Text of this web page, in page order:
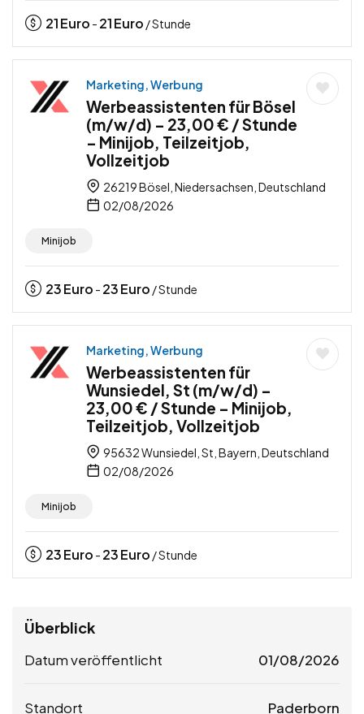
21Euro - 21Euro / Stunde
Marketing, Werbung
Werbeassistenten für Bösel
(m/w/d) – 23,00 € / Stunde
– Minijob, Teilzeitjob,
Vollzeitjob
26219 Bösel, Niedersachsen, Deutschland
02/08/2026
Minijob
23Euro - 23Euro / Stunde
Marketing, Werbung
Werbeassistenten für
Wunsiedel, St (m/w/d) –
23,00 € / Stunde – Minijob,
Teilzeitjob, Vollzeitjob
95632 Wunsiedel, St, Bayern, Deutschland
02/08/2026
Minijob
23Euro - 23Euro / Stunde
Überblick
Datum veröffentlicht 01/08/2026
Standort Paderborn